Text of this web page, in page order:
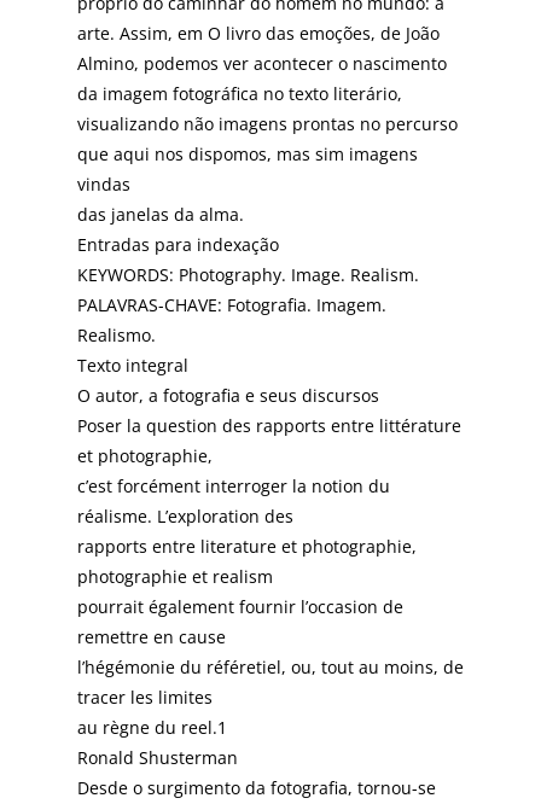
arte. Assim, em O livro das emoções, de João
Almino, podemos ver acontecer o nascimento
da imagem fotográfica no texto literário,
visualizando não imagens prontas no percurso
que aqui nos dispomos, mas sim imagens
vindas
das janelas da alma.
Entradas para indexação
KEYWORDS: Photography. Image. Realism.
PALAVRAS-CHAVE: Fotografia. Imagem.
Realismo.
Texto integral
O autor, a fotografia e seus discursos
Poser la question des rapports entre littérature
et photographie,
c’est forcément interroger la notion du
réalisme. L’exploration des
rapports entre literature et photographie,
photographie et realism
pourrait également fournir l’occasion de
remettre en cause
l’hégémonie du référetiel, ou, tout au moins, de
tracer les limites
au règne du reel.1
Ronald Shusterman
Desde o surgimento da fotografia, tornou-se